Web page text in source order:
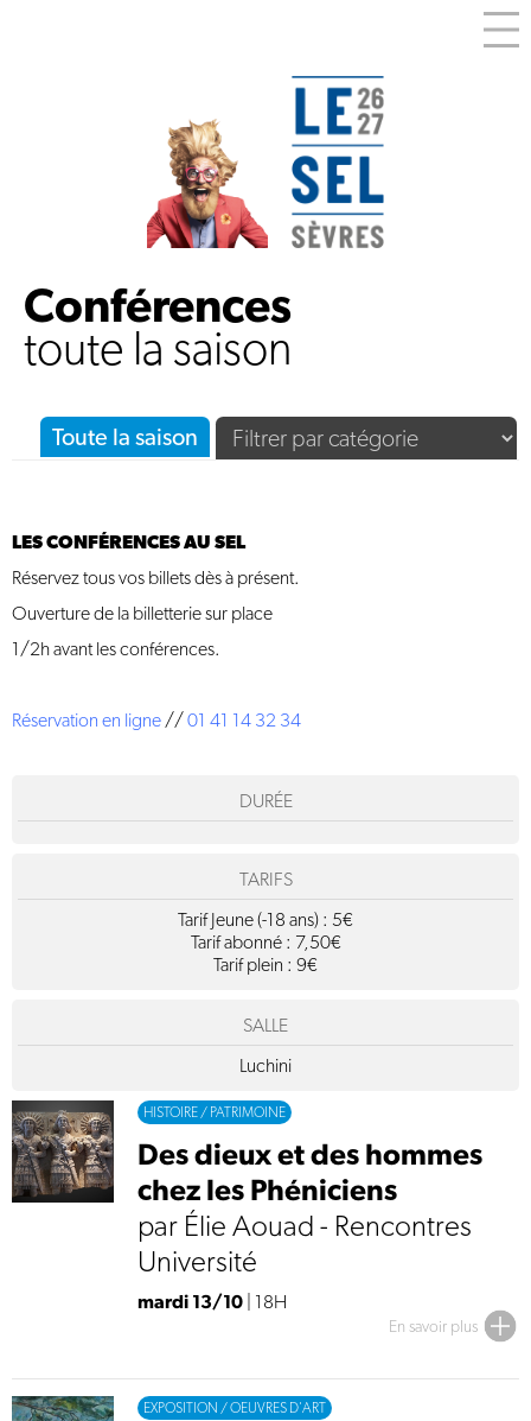
Conférences
toute la saison
Toute la saison
LES CONFÉRENCES AU SEL
Réservez tous vos billets dès à présent.
Ouverture de la billetterie sur place
1/2h avant les conférences.
Réservation en ligne//01 41 14 32 34
DURÉE
TARIFS
Tarif Jeune (-18 ans) : 5€
Tarif abonné : 7,50€
Tarif plein : 9€
SALLE
Luchini
HISTOIRE / PATRIMOINE
Des dieux et des hommes
chez les Phéniciens
par Élie Aouad - Rencontres
Université
mardi 13/10| 18H
En savoir plus
EXPOSITION / OEUVRES D'ART